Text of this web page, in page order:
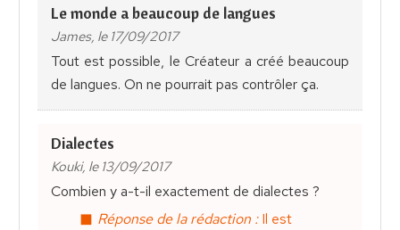
Le monde a beaucoup de langues
James, le 17/09/2017
Tout est possible, le Créateur a créé beaucoup
de langues. On ne pourrait pas contrôler ça.
Dialectes
Kouki, le 13/09/2017
Combien y a-t-il exactement de dialectes ?
Réponse de la rédaction :Il est